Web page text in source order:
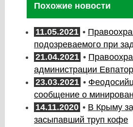
Похожие новости
11.05.2021 •
подозреваемого при
21.04.2021 •
администрации
23.03.2021 •
сообщение о
14.11.2020 • В Крыму
засыпавший труп кофе